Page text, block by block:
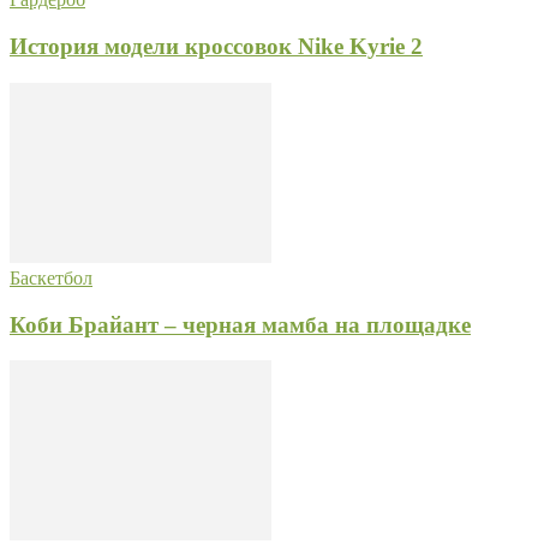
История модели кроссовок Nike Kyrie 2
Баскетбол
Коби Брайант – черная мамба на площадке